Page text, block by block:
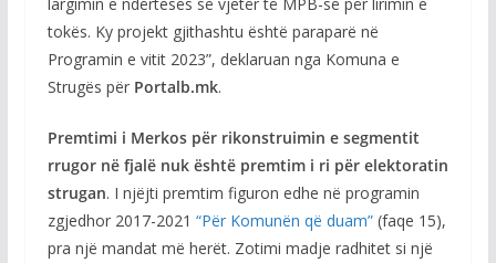
largimin e ndërtesës së vjetër të MPB-së për lirimin e
tokës. Ky projekt gjithashtu është paraparë në
Programin e vitit 2023”, deklaruan nga Komuna e
Strugës për Portalb.mk.
Premtimi i Merkos për rikonstruimin e segmentit
rrugor në fjalë nuk është premtim i ri për elektoratin
strugan. I njëjti premtim figuron edhe në programin
zgjedhor 2017-2021 “Për Komunën që duam”(faqe 15),
pra një mandat më herët. Zotimi madje radhitet si një